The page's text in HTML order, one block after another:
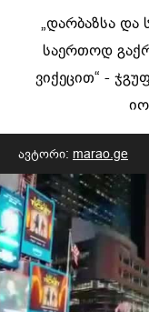
„დარბაზსა და
საერთოდ
ვიქეცით“ -
ავტორი: marao.ge